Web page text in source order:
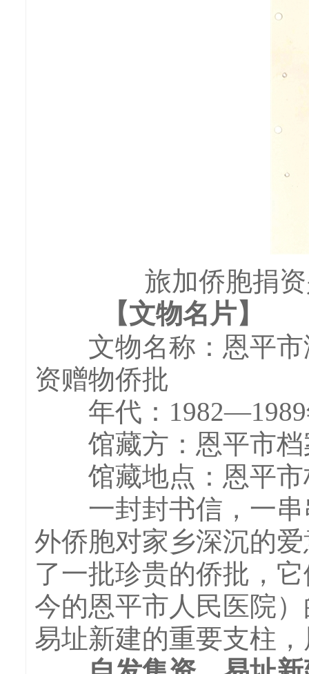
旅加侨胞捐
【文物名片】
文物名称：恩平市
资赠物侨批
年代：1982—1989
馆藏方：恩平市档
馆藏地点：恩平市
一封封书信，一串
外侨胞对家乡深沉的
了一批珍贵的侨批，
今的恩平市人民医院
易址新建的重要支柱